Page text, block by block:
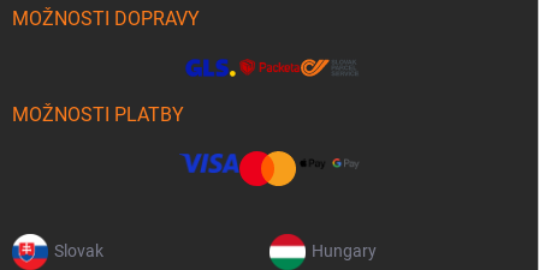
MOŽNOSTI DOPRAVY
MOŽNOSTI PLATBY
Slovak Hungary